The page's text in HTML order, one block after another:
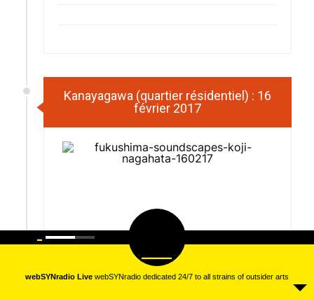
Kanayagawa (quartier résidentiel) : 16
février 2017
Lecteur
webSYNradio Live webSYNradio dedicated 24/7 to all strains of outsider arts